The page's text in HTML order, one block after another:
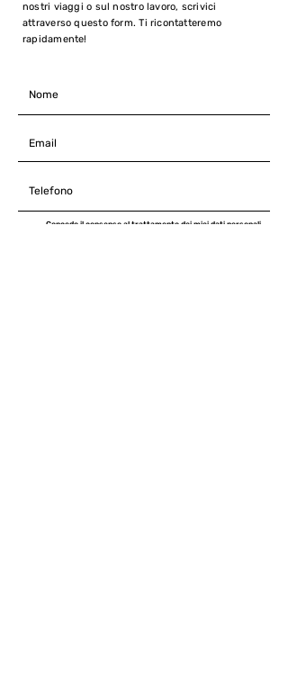
nostri viaggi o sul nostro lavoro, scrivici
attraverso questo form. Ti ricontatteremo
rapidamente!
Concedo il consenso al trattamento dei miei dati personali